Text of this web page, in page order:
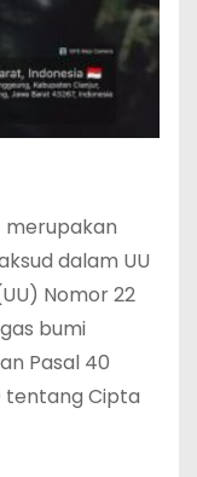
merupakan
dalam UU
Nomor 22
bumi
Pasal 40
tentang Cipta